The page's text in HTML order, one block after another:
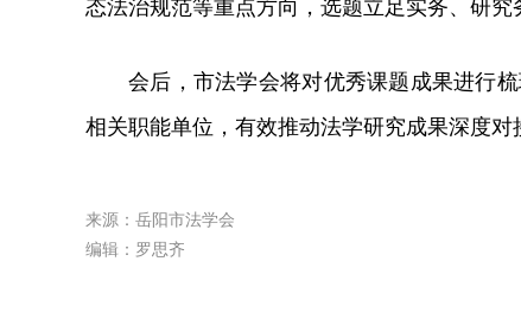
态法治规范等重点方向，选题立足实务、研究
会后，市法学会将对优秀课题成果进行
相关职能单位，有效推动法学研究成果深度
来源：岳阳市法学会
编辑：罗思齐